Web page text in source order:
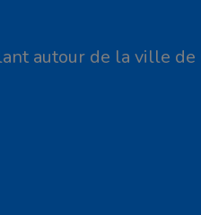
autour de la ville de